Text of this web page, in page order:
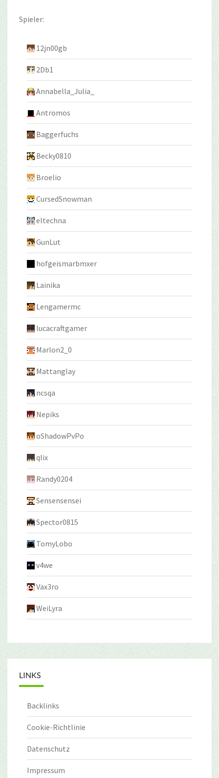
Spieler:
12jn00gb
2Db1
Annabella_Julia_
Antromos
Baggerfuchs
Becky0810
Broelio
CursedSnowman
eltechna
GunLut
hofgeismarbmxer
Lainika
Lengamermc
lucacraftgamer
Marlon2_0
Mattanglay
ncsqa
Nepiks
oShadowPvPo
qlix
Randy0204
Sensensensei
Spector0815
TomyLobo
v4we
Vax3ro
WeiLyra
LINKS
Backlinks
Cookie-Richtlinie
Datenschutz
Impressum